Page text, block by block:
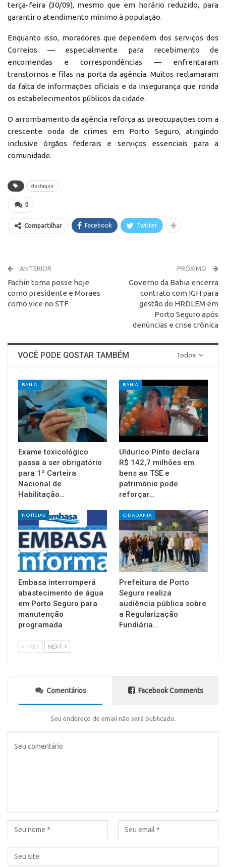
terça-feira (30/09), mesmo que em horário reduzido, para
garantir o atendimento mínimo à população.
Enquanto isso, moradores que dependem dos serviços dos
Correios — especialmente para recebimento de
encomendas e correspondências — enfrentaram
transtornos e filas na porta da agência. Muitos reclamaram
da falta de informações oficiais e da insegurança que ronda
os estabelecimentos públicos da cidade.
O arrombamento da agência reforça as preocupações com a
crescente onda de crimes em Porto Seguro, atingindo
inclusive órgãos federais e serviços essenciais para a
comunidade.
destaque
0
Compartilhar Facebook Twitter
ANTERIOR
Fachin toma posse hoje
como presidente e Moraes
como vice no STF
PRÓXIMO
Governo da Bahia encerra
contrato com IGH para
gestão do HRDLEM em
Porto Seguro após
denúncias e crise crônica
Todos
VOCÊ PODE GOSTAR TAMBÉM
BAHIA
Exame toxicológico
passa a ser obrigatório
para 1ª Carteira
Nacional de
Habilitação…
BAHIA
Uldurico Pinto declara
R$ 142,7 milhões em
bens ao TSE e
patrimônio pode
reforçar…
NOTÍCIAS
Embasa interromperá
abastecimento de água
em Porto Seguro para
manutenção
programada
CIDADANIA
Prefeitura de Porto
Seguro realiza
audiência pública sobre
a Regularização
Fundiária…
PREV NEXT
Comentários Facebook Comments
Seu endereço de email não será publicado.